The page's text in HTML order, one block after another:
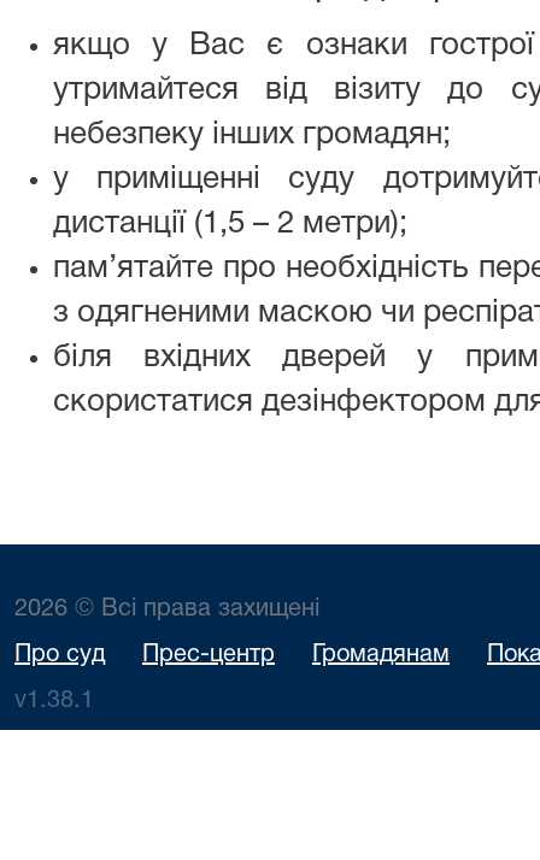
якщо у Вас є ознаки гострої
утримайтеся від візиту до
небезпеку інших громадян;
у приміщенні суду
дистанції (1,5 – 2 метри);
пам’ятайте про необхідність
з одягненими маскою чи
біля вхідних дверей у
скористатися дезінфектором
2026 © Всі права захищені
Про суд Прес-центр Громадянам
v1.38.1